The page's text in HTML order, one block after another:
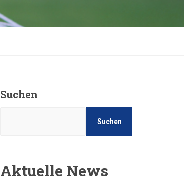
Suchen
Suchen
Aktuelle News